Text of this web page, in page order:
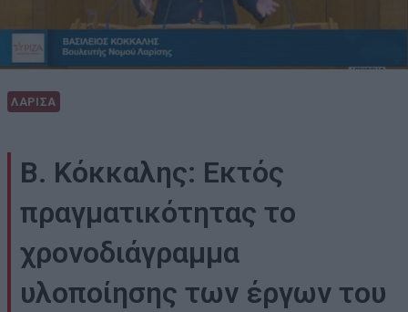
ΛΑΡΙΣΑ
Β. Κόκκαλης: Εκτός
πραγματικότητας το
χρονοδιάγραμμα
υλοποίησης των έργων του